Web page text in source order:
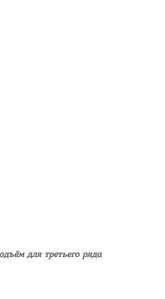
для третьего ряда